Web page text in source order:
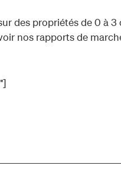
des propriétés de 0 à
nos rapports de